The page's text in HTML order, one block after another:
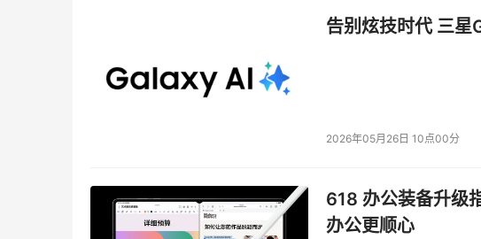
在未来5年，这项技术将率先运用于游戏和娱乐产业。此外，
中风患者的“福音”，甚至还可能帮助医生获得更多其他脑部疾
逐渐缩短信息拥有者与信息匮乏者之间的“鸿沟”。
目前，地球居民人数已经突破70亿人。据预测，未来5年，
告别炫技时代 三星
2026年05月26日 10点00分
618 办公装备升级
办公更顺心